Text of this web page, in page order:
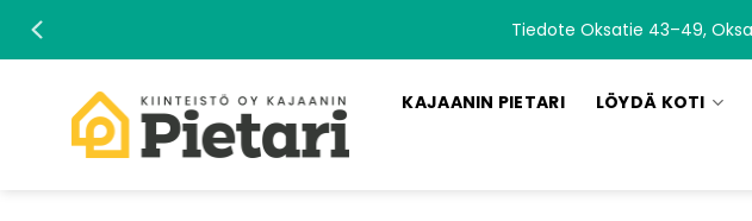
Tiedote Oksatie 43–49,
KAJAANIN PIETARI LÖYDÄ KOTI